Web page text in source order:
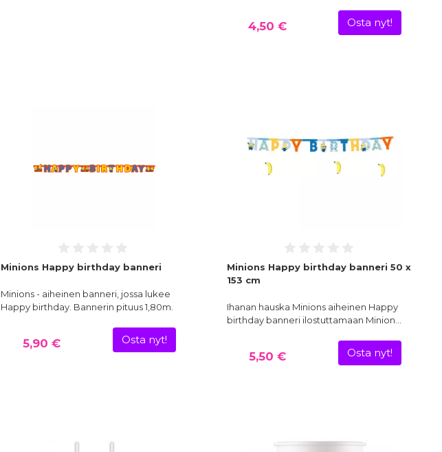
4,50 € Osta nyt!
Minions Happy birthday banneri
Minions - aiheinen banneri, jossa lukee
Happy birthday. Bannerin pituus 1,80m.
5,90 € Osta nyt!
Minions Happy birthday banneri 50 x
153 cm
Ihanan hauska Minions aiheinen Happy
birthday banneri ilostuttamaan Minion…
5,50 € Osta nyt!